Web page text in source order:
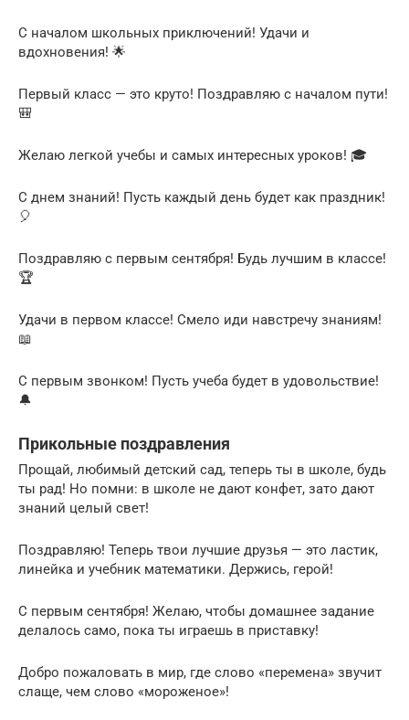
С началом школьных приключений! Удачи и
вдохновения! 🌟
Первый класс — это круто! Поздравляю с началом пути!
🎒
Желаю легкой учебы и самых интересных уроков! 🎓
С днем знаний! Пусть каждый день будет как праздник!
🎈
Поздравляю с первым сентября! Будь лучшим в классе!
🏆
Удачи в первом классе! Смело иди навстречу знаниям!
📖
С первым звонком! Пусть учеба будет в удовольствие!
🔔
Прикольные поздравления
Прощай, любимый детский сад, теперь ты в школе, будь
ты рад! Но помни: в школе не дают конфет, зато дают
знаний целый свет!
Поздравляю! Теперь твои лучшие друзья — это ластик,
линейка и учебник математики. Держись, герой!
С первым сентября! Желаю, чтобы домашнее задание
делалось само, пока ты играешь в приставку!
Добро пожаловать в мир, где слово «перемена» звучит
слаще, чем слово «мороженое»!